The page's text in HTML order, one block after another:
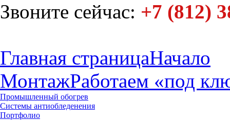
Звоните сейчас: +7 (812)
Главная страницаНачало
МонтажРаботаем «под
Промышленный обогрев
Системы антиобледенения
Портфолио